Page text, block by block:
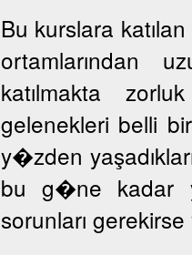
Bu kurslara
ortamlarından
katılmakta
gelenekleri belli
y�zden
bu g�ne kadar
sorunları